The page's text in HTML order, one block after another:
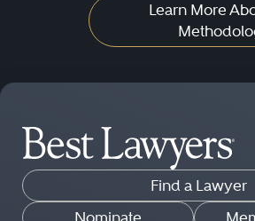
Learn More
Find a Lawyer
Nominate